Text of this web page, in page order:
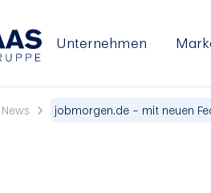
Unternehmen
News jobmorgen.de – mit neuen